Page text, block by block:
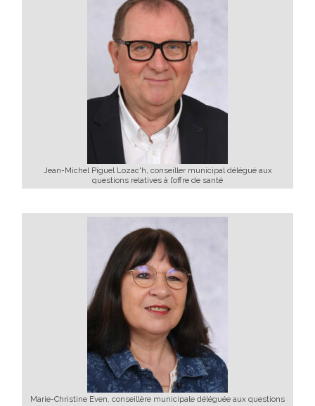
Jean-Michel Piguel Lozac'h, conseiller municipal délégué aux
questions relatives à l’offre de santé
Marie-Christine Even, conseillère municipale déléguée aux questions